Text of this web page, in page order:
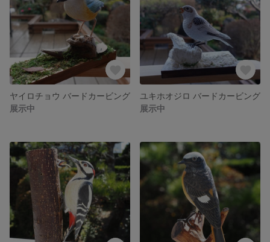
ヤイロチョウ バードカービング
展示中
ユキホオジロ バードカービング
展示中